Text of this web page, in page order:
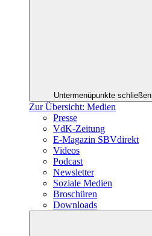
Untermenüpunkte schließen
Zur Übersicht: Medien
Presse
VdK-Zeitung
E-Magazin SBVdirekt
Videos
Podcast
Newsletter
Soziale Medien
Broschüren
Downloads